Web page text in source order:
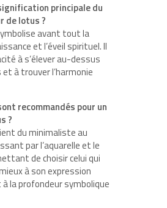
principale du
de lotus ?
avant tout la
et l’éveil spirituel. Il
à s’élever au-dessus
à trouver l’harmonie
recommandés pour un
?
du minimaliste au
par l’aquarelle et le
de choisir celui qui
à son expression
la profondeur symbolique